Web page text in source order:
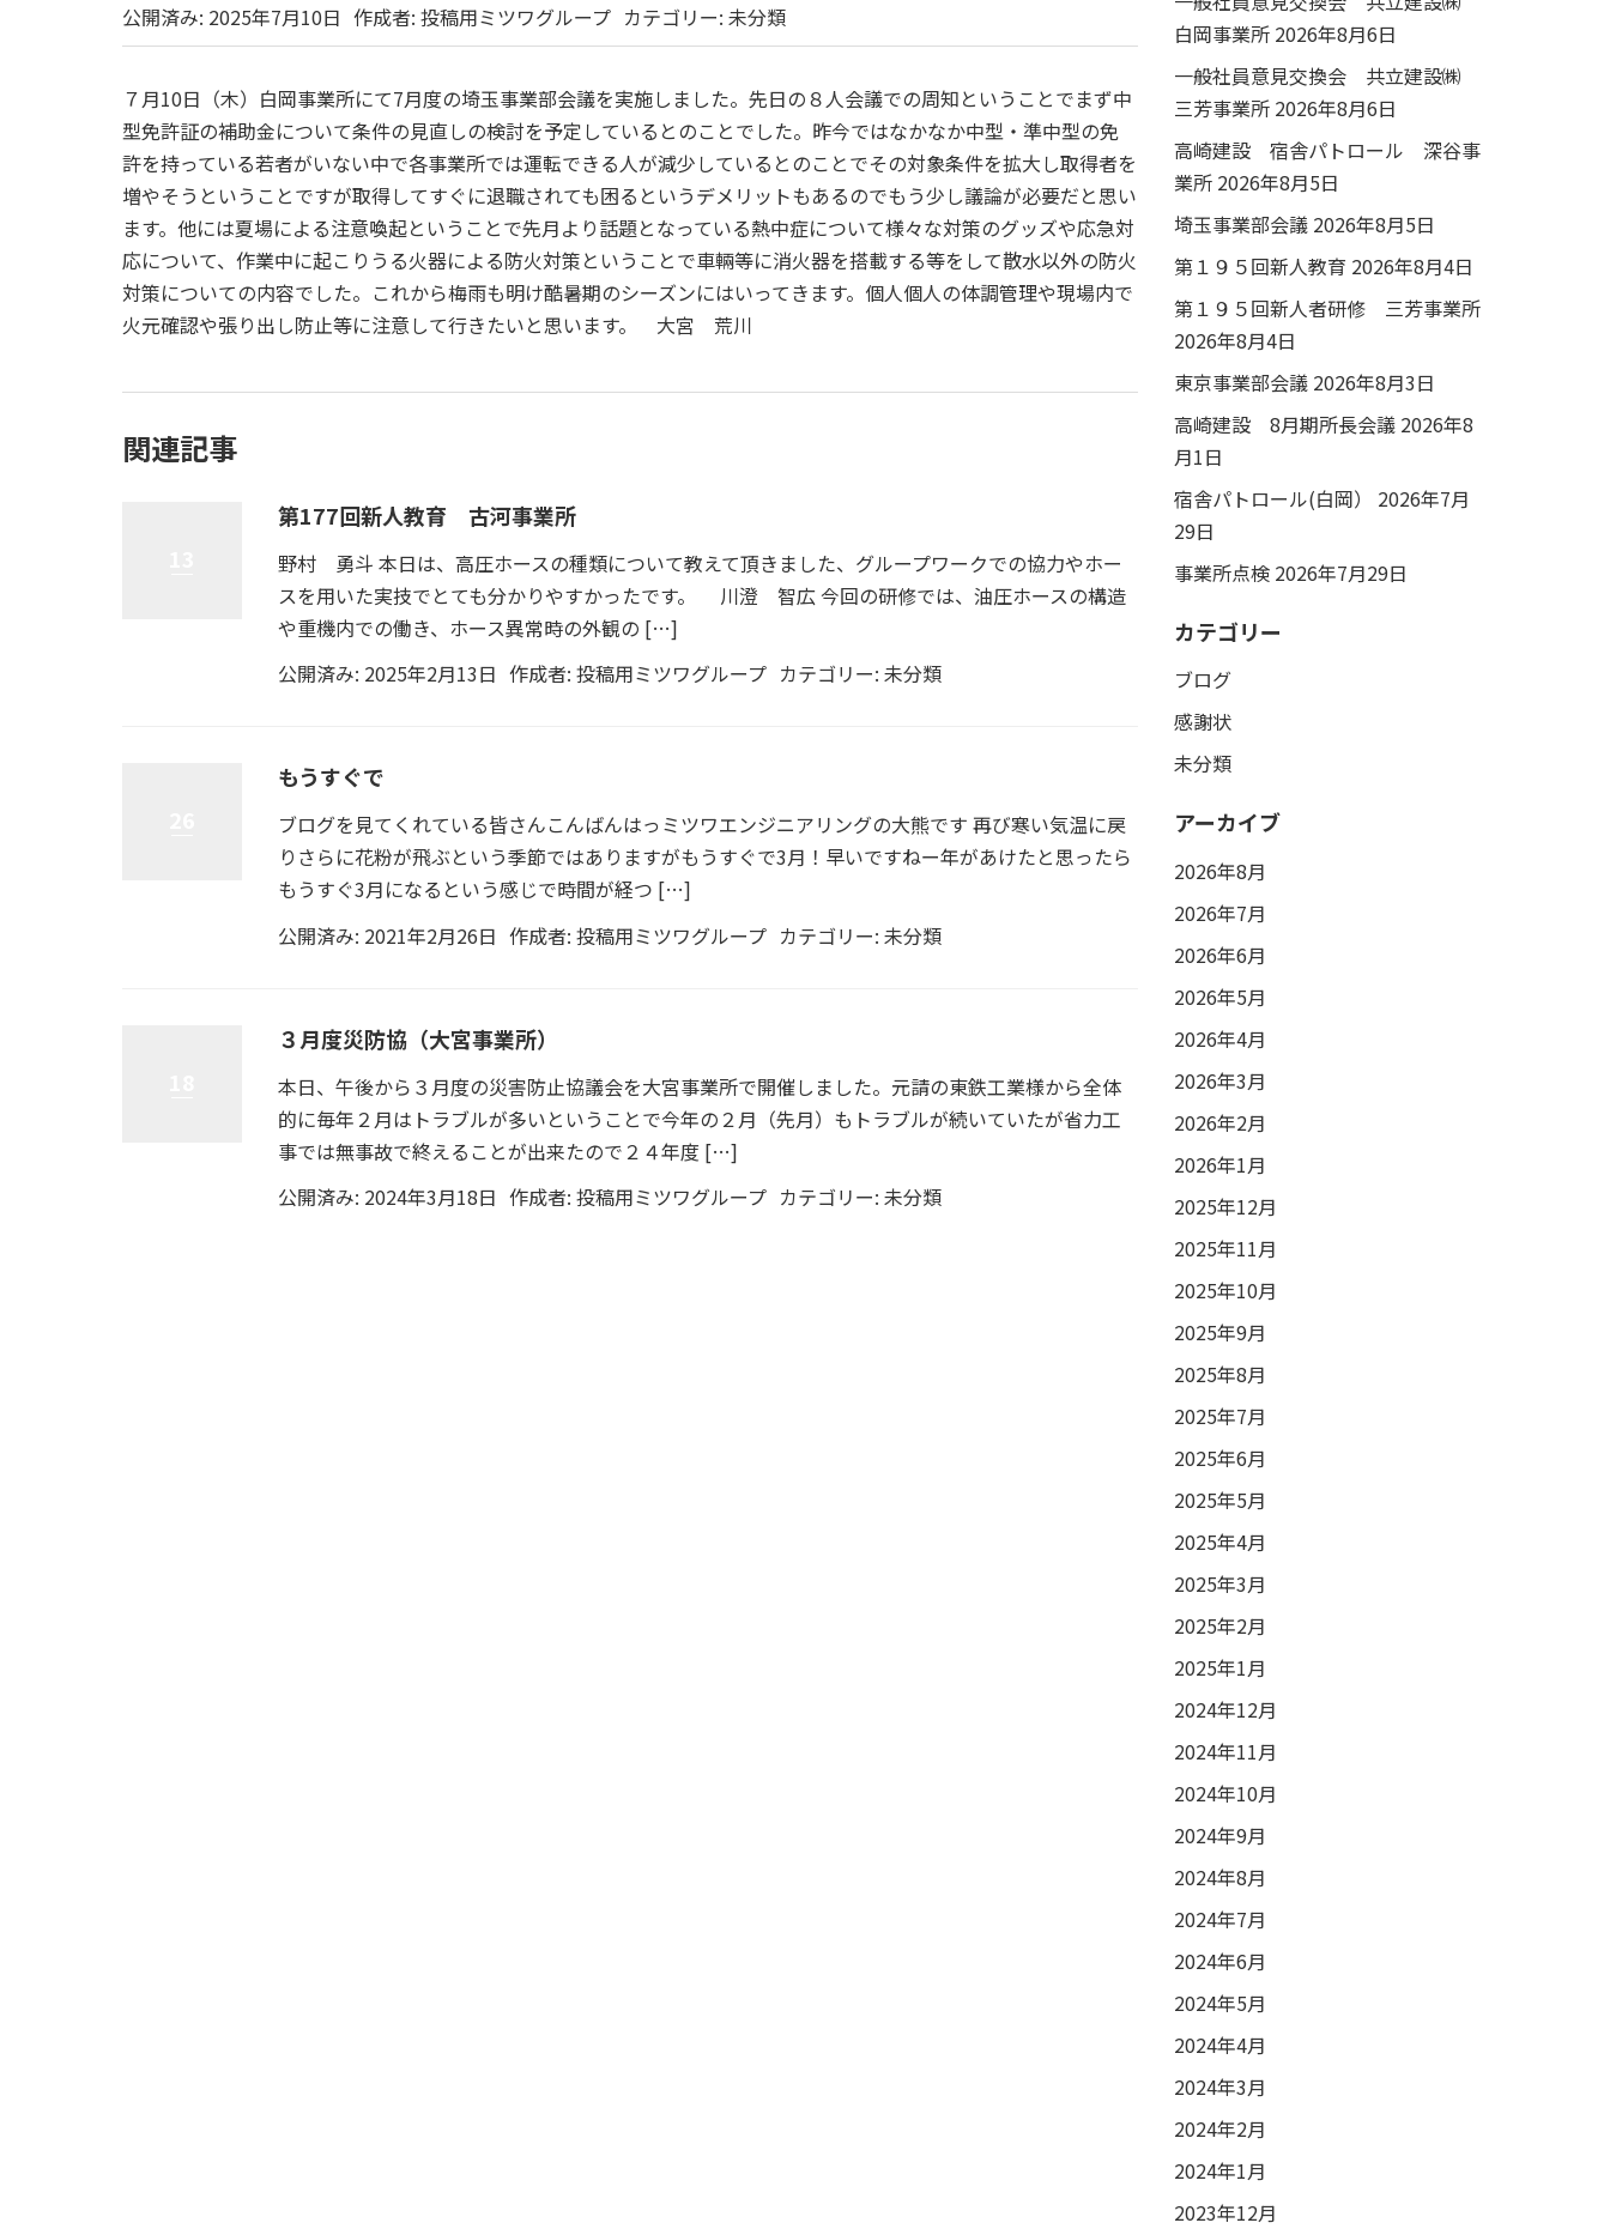
公開済み: 2025年7月10日 作成者: 投稿用ミツワグループ カテゴリー: 未分類
７月10日（木）白岡事業所にて7月度の埼玉事業部会議を実施しました。先日の８人会議での周知ということでまず中
型免許証の補助金について条件の見直しの検討を予定しているとのことでした。昨今ではなかなか中型・準中型の免
許を持っている若者がいない中で各事業所では運転できる人が減少しているとのことでその対象条件を拡大し取得者を
増やそうということですが取得してすぐに退職されても困るというデメリットもあるのでもう少し議論が必要だと思い
ます。他には夏場による注意喚起ということで先月より話題となっている熱中症について様々な対策のグッズや応急対
応について、作業中に起こりうる火器による防火対策ということで車輛等に消火器を搭載する等をして散水以外の防火
対策についての内容でした。これから梅雨も明け酷暑期のシーズンにはいってきます。個人個人の体調管理や現場内で
火元確認や張り出し防止等に注意して行きたいと思います。 大宮 荒川
関連記事
第177回新人教育 古河事業所
野村 勇斗 本日は、高圧ホースの種類について教えて頂きました、グループワークでの協力やホー
スを用いた実技でとても分かりやすかったです。 川澄 智広 今回の研修では、油圧ホースの構造
や重機内での働き、ホース異常時の外観の […]
公開済み: 2025年2月13日 作成者: 投稿用ミツワグループ カテゴリー: 未分類
もうすぐで
ブログを見てくれている皆さんこんばんはっミツワエンジニアリングの大熊です 再び寒い気温に戻
りさらに花粉が飛ぶという季節ではありますがもうすぐで3月！早いですねー年があけたと思ったら
もうすぐ3月になるという感じで時間が経つ […]
公開済み: 2021年2月26日 作成者: 投稿用ミツワグループ カテゴリー: 未分類
３月度災防協（大宮事業所）
本日、午後から３月度の災害防止協議会を大宮事業所で開催しました。元請の東鉄工業様から全体
的に毎年２月はトラブルが多いということで今年の２月（先月）もトラブルが続いていたが省力工
事では無事故で終えることが出来たので２４年度 […]
公開済み: 2024年3月18日 作成者: 投稿用ミツワグループ カテゴリー: 未分類
白岡事業所 2026年8月6日
一般社員意見交換会 共立建設㈱
三芳事業所 2026年8月6日
高崎建設 宿舎パトロール 深谷事
業所 2026年8月5日
埼玉事業部会議 2026年8月5日
第１９５回新人教育 2026年8月4日
第１９５回新人者研修 三芳事業所
2026年8月4日
東京事業部会議 2026年8月3日
高崎建設 8月期所長会議 2026年8
月1日
宿舎パトロール(白岡）
2026年7月
29日
事業所点検 2026年7月29日
カテゴリー
ブログ
感謝状
未分類
アーカイブ
2026年8月
2026年7月
2026年6月
2026年5月
2026年4月
2026年3月
2026年2月
2026年1月
2025年12月
2025年11月
2025年10月
2025年9月
2025年8月
2025年7月
2025年6月
2025年5月
2025年4月
2025年3月
2025年2月
2025年1月
2024年12月
2024年11月
2024年10月
2024年9月
2024年8月
2024年7月
2024年6月
2024年5月
2024年4月
2024年3月
2024年2月
2024年1月
2023年12月